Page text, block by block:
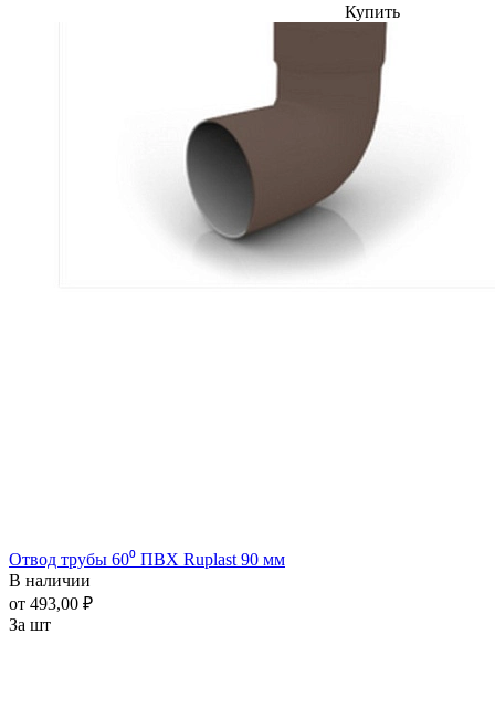
Купить
Отвод трубы 60⁰ ПВХ Ruplast 90 мм
В наличии
от 493,00 ₽
За шт